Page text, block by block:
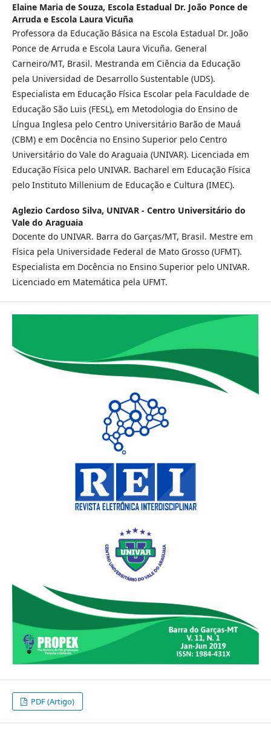
Elaine Maria de Souza, Escola Estadual Dr. João Ponce de
Arruda e Escola Laura Vicuña
Professora da Educação Básica na Escola Estadual Dr. João
Ponce de Arruda e Escola Laura Vicuña. General
Carneiro/MT, Brasil. Mestranda em Ciência da Educação
pela Universidad de Desarrollo Sustentable (UDS).
Especialista em Educação Física Escolar pela Faculdade de
Educação São Luis (FESL), em Metodologia do Ensino de
Língua Inglesa pelo Centro Universitário Barão de Mauá
(CBM) e em Docência no Ensino Superior pelo Centro
Universitário do Vale do Araguaia (UNIVAR). Licenciada em
Educação Física pelo UNIVAR. Bacharel em Educação Física
pelo Instituto Millenium de Educação e Cultura (IMEC).
Aglezio Cardoso Silva, UNIVAR - Centro Universitário do
Vale do Araguaia
Docente do UNIVAR. Barra do Garças/MT, Brasil. Mestre em
Física pela Universidade Federal de Mato Grosso (UFMT).
Especialista em Docência no Ensino Superior pelo UNIVAR.
Licenciado em Matemática pela UFMT.
PDF (Artigo)